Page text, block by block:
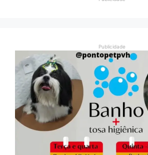
Publicidade